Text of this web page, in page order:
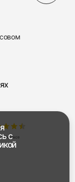
37
с